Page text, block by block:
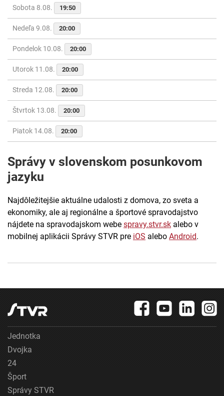
Sobota 8.08. 19:50
Nedeľa 9.08. 20:00
Pondelok 10.08. 20:00
Utorok 11.08. 20:00
Streda 12.08. 20:00
Štvrtok 13.08. 20:00
Piatok 14.08. 20:00
Správy v slovenskom posunkovom
jazyku
Najdôležitejšie aktuálne udalosti z domova, zo sveta a
ekonomiky, ale aj regionálne a športové spravodajstvo
nájdete na spravodajskom webe spravy.stvr.sk alebo v
mobilnej aplikácii Správy STVR pre iOS alebo Android.
Jednotka
Dvojka
24
Šport
Správy STVR